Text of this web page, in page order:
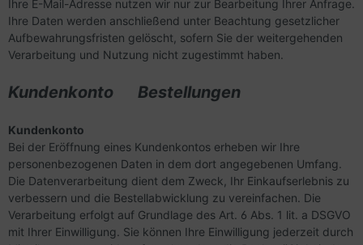
Ihre E-Mail-Adresse nutzen wir nur zur Bearbeitung Ihrer Anfrage.
Ihre Daten werden anschließend unter Beachtung gesetzlicher
Aufbewahrungsfristen gelöscht, sofern Sie der weitergehenden
Verarbeitung und Nutzung nicht zugestimmt haben.
Kundenkonto Bestellungen
Kundenkonto
Bei der Eröffnung eines Kundenkontos erheben wir Ihre
personenbezogenen Daten in dem dort angegebenen Umfang.
Die Datenverarbeitung dient dem Zweck, Ihr Einkaufserlebnis zu
verbessern und die Bestellabwicklung zu vereinfachen. Die
Verarbeitung erfolgt auf Grundlage des Art. 6 Abs. 1 lit. a DSGVO
mit Ihrer Einwilligung. Sie können Ihre Einwilligung jederzeit durch